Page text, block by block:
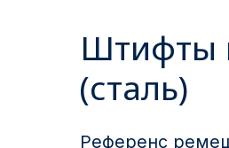
Штифты
(сталь)
Референс